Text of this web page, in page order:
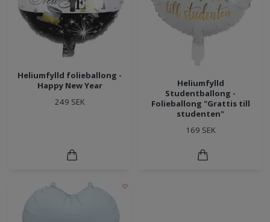
Heliumfylld folieballong -
Happy New Year
249 SEK
Heliumfylld
Studentballong -
Folieballong "Grattis till
studenten"
169 SEK